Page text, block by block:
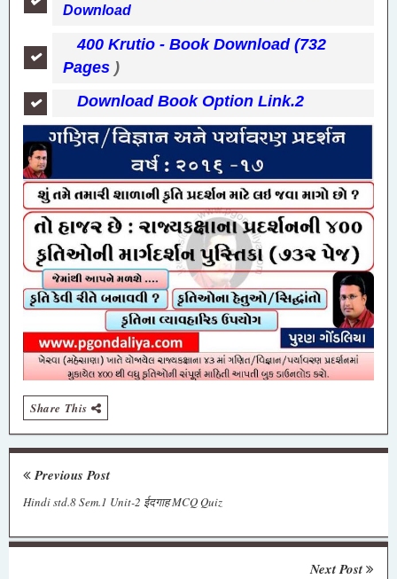
Download
400 Krutio - Book Download (732
Pages )
Download Book Option Link.2
Share This
Previous Post
Hindi std.8 Sem.1 Unit-2 ईदगाह MCQ Quiz
Next Post